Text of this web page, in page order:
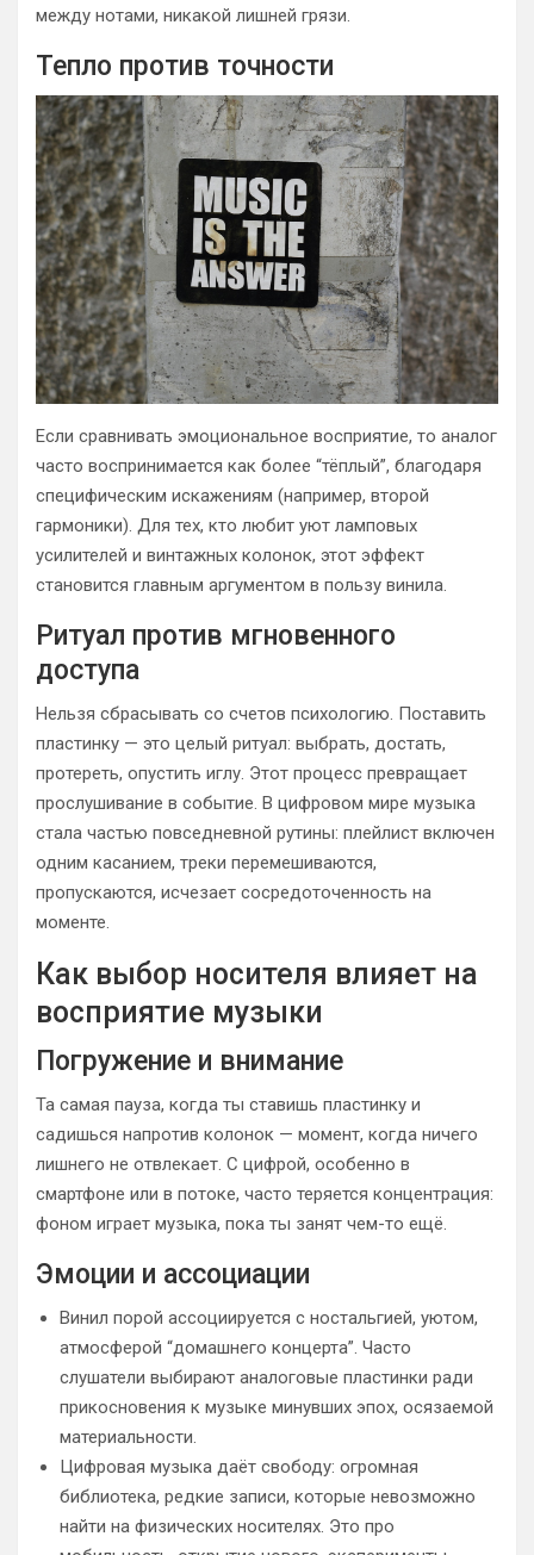
между нотами, никакой лишней грязи.
Тепло против точности
Если сравнивать эмоциональное восприятие, то аналог
часто воспринимается как более “тёплый”, благодаря
специфическим искажениям (например, второй
гармоники). Для тех, кто любит уют ламповых
усилителей и винтажных колонок, этот эффект
становится главным аргументом в пользу винила.
Ритуал против мгновенного
доступа
Нельзя сбрасывать со счетов психологию. Поставить
пластинку — это целый ритуал: выбрать, достать,
протереть, опустить иглу. Этот процесс превращает
прослушивание в событие. В цифровом мире музыка
стала частью повседневной рутины: плейлист включен
одним касанием, треки перемешиваются,
пропускаются, исчезает сосредоточенность на
моменте.
Как выбор носителя влияет на
восприятие музыки
Погружение и внимание
Та самая пауза, когда ты ставишь пластинку и
садишься напротив колонок — момент, когда ничего
лишнего не отвлекает. С цифрой, особенно в
смартфоне или в потоке, часто теряется концентрация:
фоном играет музыка, пока ты занят чем-то ещё.
Эмоции и ассоциации
Винил порой ассоциируется с ностальгией, уютом,
атмосферой “домашнего концерта”. Часто
слушатели выбирают аналоговые пластинки ради
прикосновения к музыке минувших эпох, осязаемой
материальности.
Цифровая музыка даёт свободу: огромная
библиотека, редкие записи, которые невозможно
найти на физических носителях. Это про